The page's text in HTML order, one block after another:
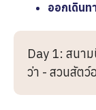
ออกเดินท
Day 1: สนาม
ว่า - สวนสัตว์